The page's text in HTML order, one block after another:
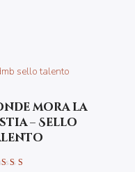
mora la
– Sello